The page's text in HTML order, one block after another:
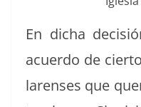
En dicha
acuer­do de
larens­es que